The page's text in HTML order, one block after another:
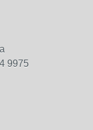
9975